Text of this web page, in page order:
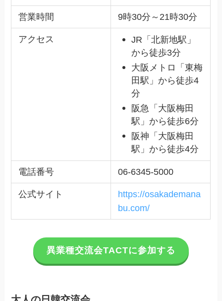
営業時間 9時30分～21時30分
アクセス
JR「北新地駅」
から徒歩3分
大阪メトロ「東梅
田駅」から徒歩4
分
阪急「大阪梅田
駅」から徒歩6分
阪神「大阪梅田
駅」から徒歩4分
電話番号 06-6345-5000
公式サイト
https://osakademana
bu.com/
異業種交流会TACTに参加する